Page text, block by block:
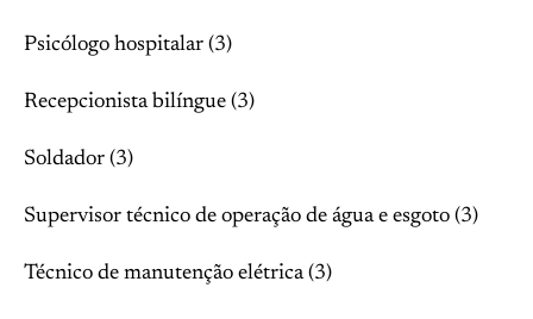
Psicólogo hospitalar (3)
Recepcionista bilíngue (3)
Soldador (3)
Supervisor técnico de operação de água e esgoto (3)
Técnico de manutenção elétrica (3)